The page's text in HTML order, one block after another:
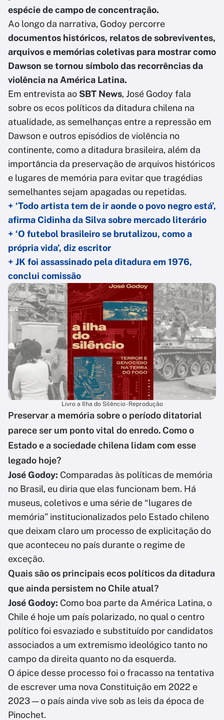
espécie de campo de concentração.
Ao longo da narrativa, Godoy percorre
documentos históricos, relatos de sobreviventes,
arquivos e memórias coletivas para mostrar como
Dawson se tornou símbolo das recorrências da
violência na América Latina.
Em entrevista ao SBT News, José Godoy fala
sobre os ecos políticos da ditadura chilena na
atualidade, as semelhanças entre a repressão em
Dawson e outros episódios de violência no
continente, como a ditadura brasileira, além da
importância da preservação de arquivos históricos
e lugares de memória para evitar que tragédias
semelhantes sejam apagadas ou repetidas.
+ ‘Todo artista tem de ir aonde o povo negro está’,
afirma Cidinha da Silva sobre mercado literário
+ ‘O futebol brasileiro se brutalizou, como a
própria vida’, diz escritor
+ JK foi assassinado pela ditadura em 1976,
conclui comissão
Livro a Ilha do Silêncio - Reprodução
Preservar a memória sobre o período ditatorial
parece ser um ponto vital do enredo. Como o
Estado e a sociedade chilena lidam com esse
legado hoje?
José Godoy: Comparadas às políticas de memória
no Brasil, eu diria que elas funcionam bem. Há
museus, coletivos e uma série de “lugares de
memória” institucionalizados pelo Estado chileno
que deixam claro um processo de explicitação do
que aconteceu no país durante o regime de
exceção.
Quais são os principais ecos políticos da ditadura
que ainda persistem no Chile atual?
José Godoy: Como boa parte da América Latina, o
Chile é hoje um país polarizado, no qual o centro
político foi esvaziado e substituído por candidatos
associados a um extremismo ideológico tanto no
campo da direita quanto no da esquerda.
O ápice desse processo foi o fracasso na tentativa
de escrever uma nova Constituição em 2022 e
2023 — o país ainda vive sob as leis da época de
Pinochet.